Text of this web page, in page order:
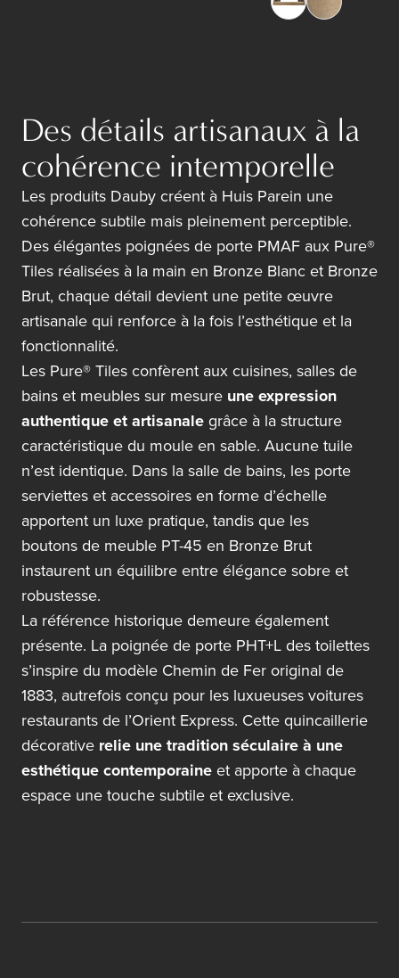
Des détails artisanaux à la
cohérence intemporelle
Les produits Dauby créent à Huis Parein une
cohérence subtile mais pleinement perceptible.
Des élégantes poignées de porte PMAF aux Pure®
Tiles réalisées à la main en Bronze Blanc et Bronze
Brut, chaque détail devient une petite œuvre
artisanale qui renforce à la fois l’esthétique et la
fonctionnalité.
Les Pure® Tiles confèrent aux cuisines, salles de
bains et meubles sur mesure une expression
authentique et artisanalegrâce à la structure
caractéristique du moule en sable. Aucune tuile
n’est identique. Dans la salle de bains, les porte
serviettes et accessoires en forme d’échelle
apportent un luxe pratique, tandis que les
boutons de meuble PT-45 en Bronze Brut
instaurent un équilibre entre élégance sobre et
robustesse.
La référence historique demeure également
présente. La poignée de porte PHT+Ldes toilettes
s’inspire du modèle Chemin de Fer original de
1883, autrefois conçu pour les luxueuses voitures
restaurants de l’Orient Express. Cette quincaillerie
décorative relie une tradition séculaire à une
esthétique contemporaine et apporte à chaque
espace une touche subtile et exclusive.